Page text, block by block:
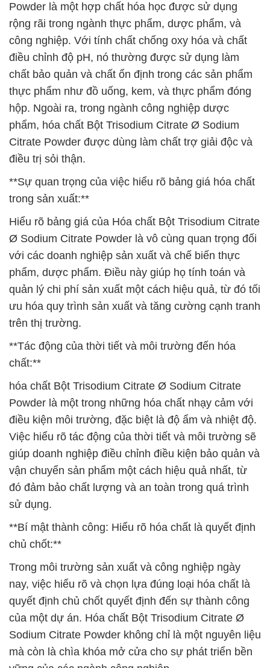
Powder là một hợp chất hóa học được sử dụng
rộng rãi trong ngành thực phẩm, dược phẩm, và
công nghiệp. Với tính chất chống oxy hóa và chất
điều chỉnh độ pH, nó thường được sử dụng làm
chất bảo quản và chất ổn định trong các sản phẩm
thực phẩm như đồ uống, kem, và thực phẩm đóng
hộp. Ngoài ra, trong ngành công nghiệp dược
phẩm, hóa chất Bột Trisodium Citrate Ø Sodium
Citrate Powder được dùng làm chất trợ giải độc và
điều trị sỏi thận.
**Sự quan trọng của việc hiểu rõ bảng giá hóa chất
trong sản xuất:**
Hiểu rõ bảng giá của Hóa chất Bột Trisodium Citrate
Ø Sodium Citrate Powder là vô cùng quan trọng đối
với các doanh nghiệp sản xuất và chế biến thực
phẩm, dược phẩm. Điều này giúp họ tính toán và
quản lý chi phí sản xuất một cách hiệu quả, từ đó tối
ưu hóa quy trình sản xuất và tăng cường cạnh tranh
trên thị trường.
**Tác động của thời tiết và môi trường đến hóa
chất:**
hóa chất Bột Trisodium Citrate Ø Sodium Citrate
Powder là một trong những hóa chất nhạy cảm với
điều kiện môi trường, đặc biệt là độ ẩm và nhiệt độ.
Việc hiểu rõ tác động của thời tiết và môi trường sẽ
giúp doanh nghiệp điều chỉnh điều kiện bảo quản và
vận chuyển sản phẩm một cách hiệu quả nhất, từ
đó đảm bảo chất lượng và an toàn trong quá trình
sử dụng.
**Bí mật thành công: Hiểu rõ hóa chất là quyết định
chủ chốt:**
Trong môi trường sản xuất và công nghiệp ngày
nay, việc hiểu rõ và chọn lựa đúng loại hóa chất là
quyết định chủ chốt quyết định đến sự thành công
của một dự án. Hóa chất Bột Trisodium Citrate Ø
Sodium Citrate Powder không chỉ là một nguyên liệu
mà còn là chìa khóa mở cửa cho sự phát triển bền